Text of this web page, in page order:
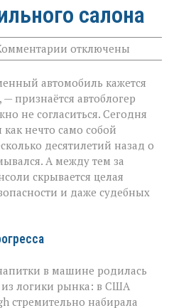
салона
к
записи
незаметный
герой
автомобильного
салона
отключены
автомобиль кажется
признаётся автоблогер
не согласиться. Сегодня
как нечто само собой
десятилетий назад о
А между тем за
скрывается целая
и даже судебных
в машине родилась
из логики рынка: в США
стремительно набирала